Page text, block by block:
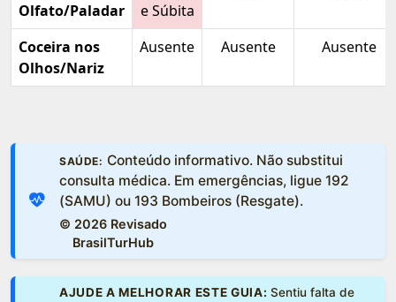
Olfato/Paladar
e Súbita
Coceira nos
Olhos/Nariz
Ausente Ausente Ausente
SAÚDE: Conteúdo informativo. Não substitui
consulta médica. Em emergências, ligue 192
(SAMU) ou 193 Bombeiros (Resgate).
© 2026 Revisado
BrasilTurHub
AJUDE A MELHORAR ESTE GUIA: Sentiu falta de